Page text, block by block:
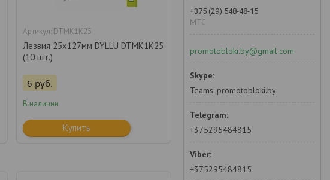
DTMK1K25
Лезвия 25х127мм DYLLU DTMK1K25
(10 шт.)
6 руб.
В наличии
Купить
+375 (29) 548-48-15
MTC
promotobloki.by@gmail.com
Teams: promotobloki.by
+375295484815
+375295484815